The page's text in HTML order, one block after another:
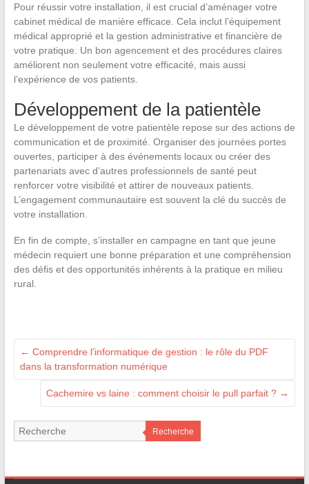
Pour réussir votre installation, il est crucial d’aménager votre
cabinet médical de manière efficace. Cela inclut l’équipement
médical approprié et la gestion administrative et financière de
votre pratique. Un bon agencement et des procédures claires
améliorent non seulement votre efficacité, mais aussi
l’expérience de vos patients.
Développement de la patientèle
Le développement de votre patientèle repose sur des actions de
communication et de proximité. Organiser des journées portes
ouvertes, participer à des événements locaux ou créer des
partenariats avec d’autres professionnels de santé peut
renforcer votre visibilité et attirer de nouveaux patients.
L’engagement communautaire est souvent la clé du succès de
votre installation.
En fin de compte, s’installer en campagne en tant que jeune
médecin requiert une bonne préparation et une compréhension
des défis et des opportunités inhérents à la pratique en milieu
rural.
← Comprendre l’informatique de gestion : le rôle du PDF
dans la transformation numérique
Cachemire vs laine : comment choisir le pull parfait ? →
Recherche